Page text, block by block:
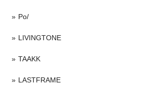
Po/
LIVINGTONE
TAAKK
LASTFRAME